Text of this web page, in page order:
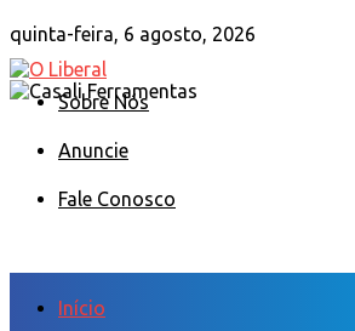
quinta-feira, 6 agosto, 2026
Sobre Nós
Anuncie
Fale Conosco
Início